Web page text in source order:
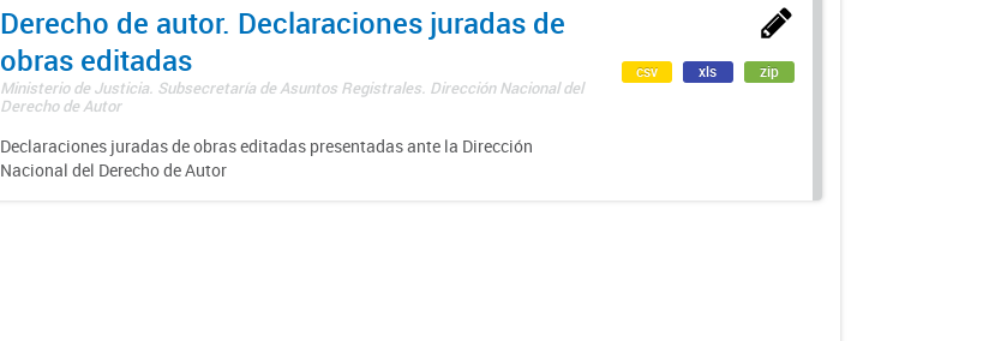
Derecho de autor. Declaraciones juradas de
obras editadas
Ministerio de Justicia. Subsecretaría de Asuntos Registrales. Dirección Nacional del
Derecho de Autor
Declaraciones juradas de obras editadas presentadas ante la Dirección
Nacional del Derecho de Autor
csv xls zip